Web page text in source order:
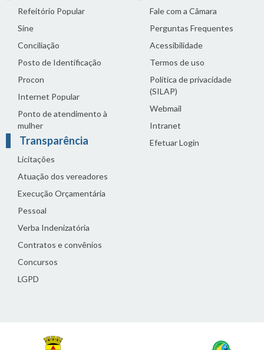
Refeitório Popular
Sine
Conciliação
Posto de Identificação
Procon
Internet Popular
Ponto de atendimento à
mulher
Transparência
Licitações
Atuação dos vereadores
Execução Orçamentária
Pessoal
Verba Indenizatória
Contratos e convênios
Concursos
LGPD
Fale com a Câmara
Perguntas Frequentes
Acessibilidade
Termos de uso
Política de privacidade
(SILAP)
Webmail
Intranet
Efetuar Login